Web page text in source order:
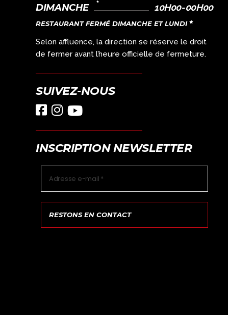
DIMANCHE 10H00-00H00
RESTAURANT FERMÉ DIMANCHE ET LUNDI
Selon affluence, la direction se réserve le droit
de fermer avant l’heure officielle de fermeture.
SUIVEZ-NOUS
INSCRIPTION NEWSLETTER